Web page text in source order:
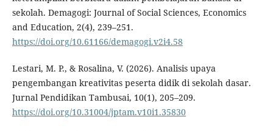
sekolah. Demagogi: Journal of Social Sciences, Economics
and Education, 2(4), 239–251.
https://doi.org/10.61166/demagogi.v2i4.58
Lestari, M. P., & Rosalina, V. (2026). Analisis upaya
pengembangan kreativitas peserta didik di sekolah dasar.
Jurnal Pendidikan Tambusai, 10(1), 205–209.
https://doi.org/10.31004/jptam.v10i1.35830